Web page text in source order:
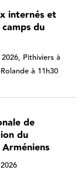
internés et
du
Pithiviers à
à 11h30
de
du